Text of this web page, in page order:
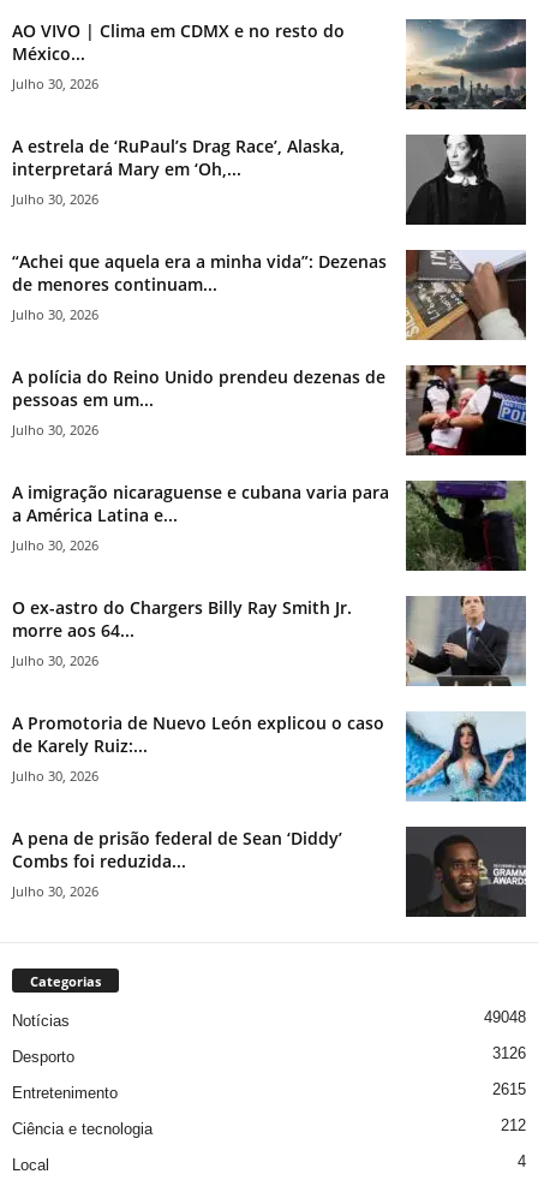
AO VIVO | Clima em CDMX e no resto do
México...
Julho 30, 2026
A estrela de ‘RuPaul’s Drag Race’, Alaska,
interpretará Mary em ‘Oh,...
Julho 30, 2026
“Achei que aquela era a minha vida”: Dezenas
de menores continuam...
Julho 30, 2026
A polícia do Reino Unido prendeu dezenas de
pessoas em um...
Julho 30, 2026
A imigração nicaraguense e cubana varia para
a América Latina e...
Julho 30, 2026
O ex-astro do Chargers Billy Ray Smith Jr.
morre aos 64...
Julho 30, 2026
A Promotoria de Nuevo León explicou o caso
de Karely Ruiz:...
Julho 30, 2026
A pena de prisão federal de Sean ‘Diddy’
Combs foi reduzida...
Julho 30, 2026
Categorias
Notícias 49048
Desporto 3126
Entretenimento 2615
Ciência e tecnologia 212
Local 4